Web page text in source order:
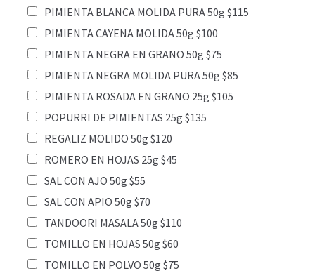
PIMIENTA BLANCA MOLIDA PURA 50g $115
PIMIENTA CAYENA MOLIDA 50g $100
PIMIENTA NEGRA EN GRANO 50g $75
PIMIENTA NEGRA MOLIDA PURA 50g $85
PIMIENTA ROSADA EN GRANO 25g $105
POPURRI DE PIMIENTAS 25g $135
REGALIZ MOLIDO 50g $120
ROMERO EN HOJAS 25g $45
SAL CON AJO 50g $55
SAL CON APIO 50g $70
TANDOORI MASALA 50g $110
TOMILLO EN HOJAS 50g $60
TOMILLO EN POLVO 50g $75